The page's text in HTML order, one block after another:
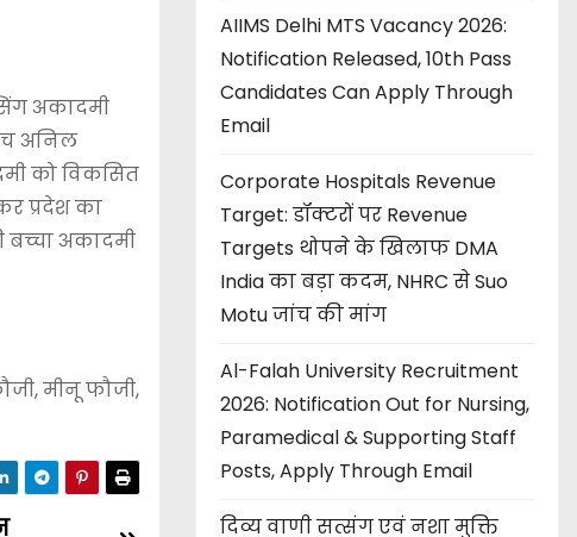
अकादमी
अनिल
को विकसित
प्रदेश का
बच्चा अकादमी
मीनू फौजी,
AIIMS Delhi MTS Vacancy 2026:
Notification Released, 10th Pass
Candidates Can Apply Through
Email
Corporate Hospitals Revenue
Target: डॉक्टरों पर Revenue
Targets थोपने के खिलाफ DMA
India का बड़ा कदम, NHRC से Suo
Motu जांच की मांग
Al-Falah University Recruitment
2026: Notification Out for Nursing,
Paramedical & Supporting Staff
Posts, Apply Through Email
दिव्य वाणी सत्संग एवं नशा मुक्ति